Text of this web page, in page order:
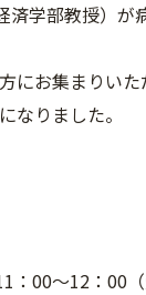
学部教授）
にお集まりい
なりました。
00～12：00（